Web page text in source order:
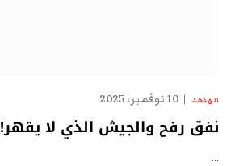
الهدهد 10 نوفمبر، 2025
نفق رفح والجيش الذي لا يقهر!
…